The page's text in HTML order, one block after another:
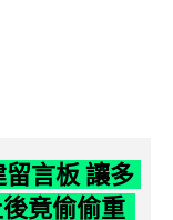
言板 讓多
竟偷偷重